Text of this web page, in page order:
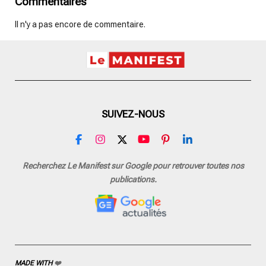
Il n'y a pas encore de commentaire.
SUIVEZ-NOUS
F
c
I
s
r
a
X
Y
u
T
u
e
P
n
s
t
L
n
Recherchez Le Manifest sur Google pour retrouver toutes nos
publications.
MADE WITH❤️